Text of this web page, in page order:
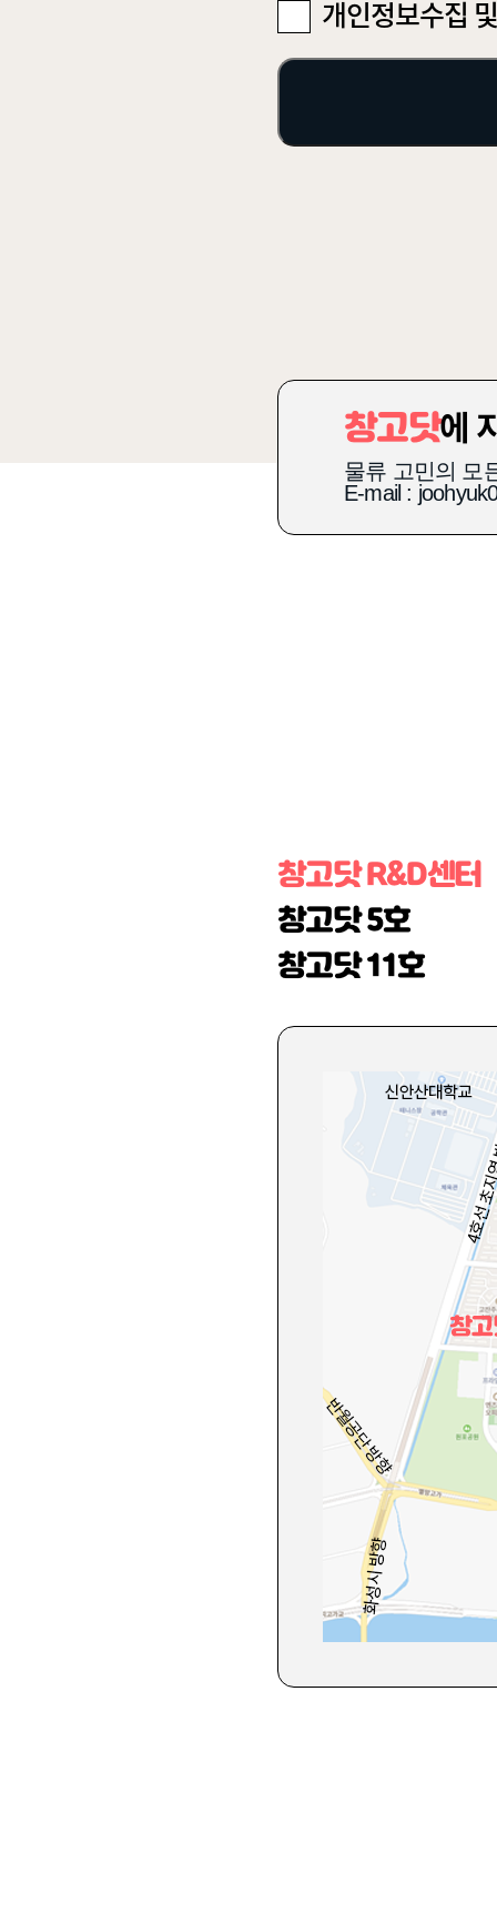
개인정보수집
창고닷에
물류 고민의 모
E-mail :
창고닷 R&D센터
창고닷 5호
창고닷 11호